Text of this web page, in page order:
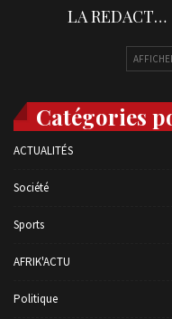
LA REDACTION
Catégories
ACTUALITÉS
Société
Sports
AFRIK'ACTU
Politique